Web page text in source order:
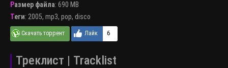
Размер файла: 690 MB
Теги: 2005, mp3, pop, disco
6
Треклист | Tracklist